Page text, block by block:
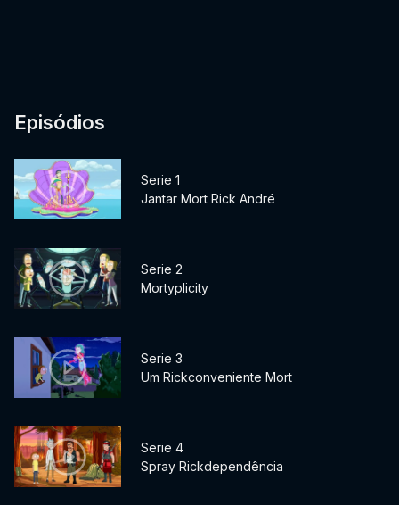
Episódios
Serie 1
Jantar Mort Rick André
Serie 2
Mortyplicity
Serie 3
Um Rickconveniente Mort
Serie 4
Spray Rickdependência